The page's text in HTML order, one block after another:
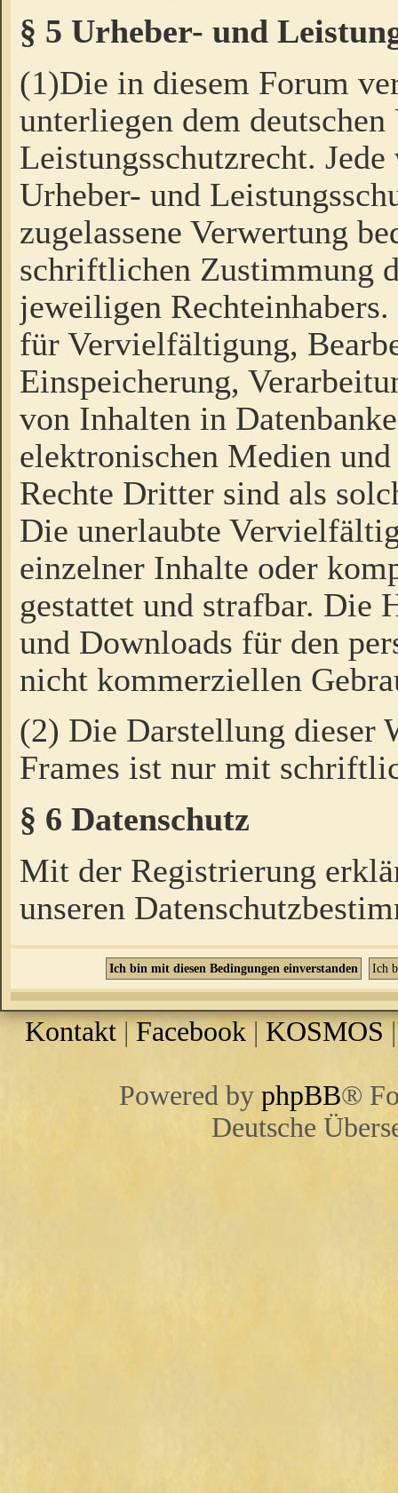
§ 5 Urheber- und
(1)Die in diesem Forum
unterliegen dem
Leistungsschutzrecht.
Urheber- und
zugelassene Verwertung
schriftlichen Zustimmung
jeweiligen
für Vervielfältigung,
Einspeicherung,
von Inhalten in
elektronischen Medien
Rechte Dritter sind als
Die unerlaubte
einzelner Inhalte oder
gestattet und strafbar. Die
und Downloads für den
nicht kommerziellen
(2) Die Darstellung dieser
Frames ist nur mit
§ 6 Datenschutz
Mit der Registrierung
unseren
Kontakt |Facebook | KOSMOS
Powered by phpBB®
Deutsche